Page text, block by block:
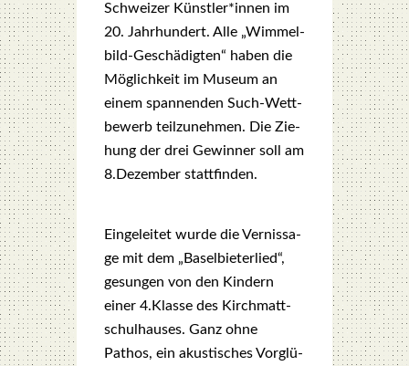
Schwei­zer Künstler*innen im
20. Jahr­hun­dert. Alle „Wim­mel­
bild-Geschä­dig­ten“ haben die
Mög­lich­keit im Muse­um an
einem span­nen­den Such-Wett­
be­werb teil­zu­neh­men. Die Zie­
hung der drei Gewin­ner soll am
8.Dezember statt­fin­den.
Ein­ge­lei­tet wur­de die Ver­nis­sa­
ge mit dem „Basel­bie­ter­lied“,
gesun­gen von den Kin­dern
einer 4.Klasse des Kirch­matt­
schul­hau­ses. Ganz ohne
Pathos, ein akus­ti­sches Vor­glü­